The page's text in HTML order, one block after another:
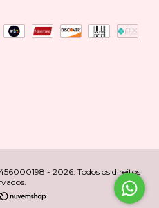
- 2026. Todos os direitos